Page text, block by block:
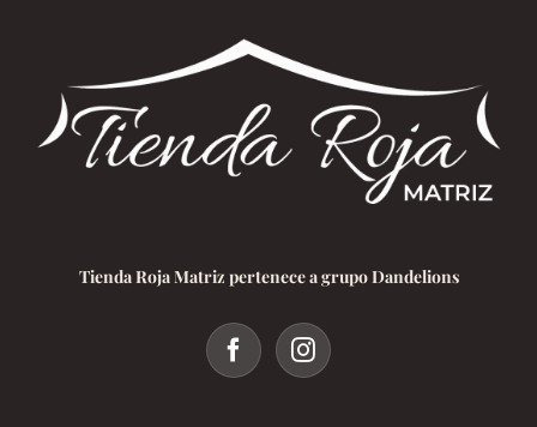
Tienda Roja Matriz pertenece a grupo Dandelions